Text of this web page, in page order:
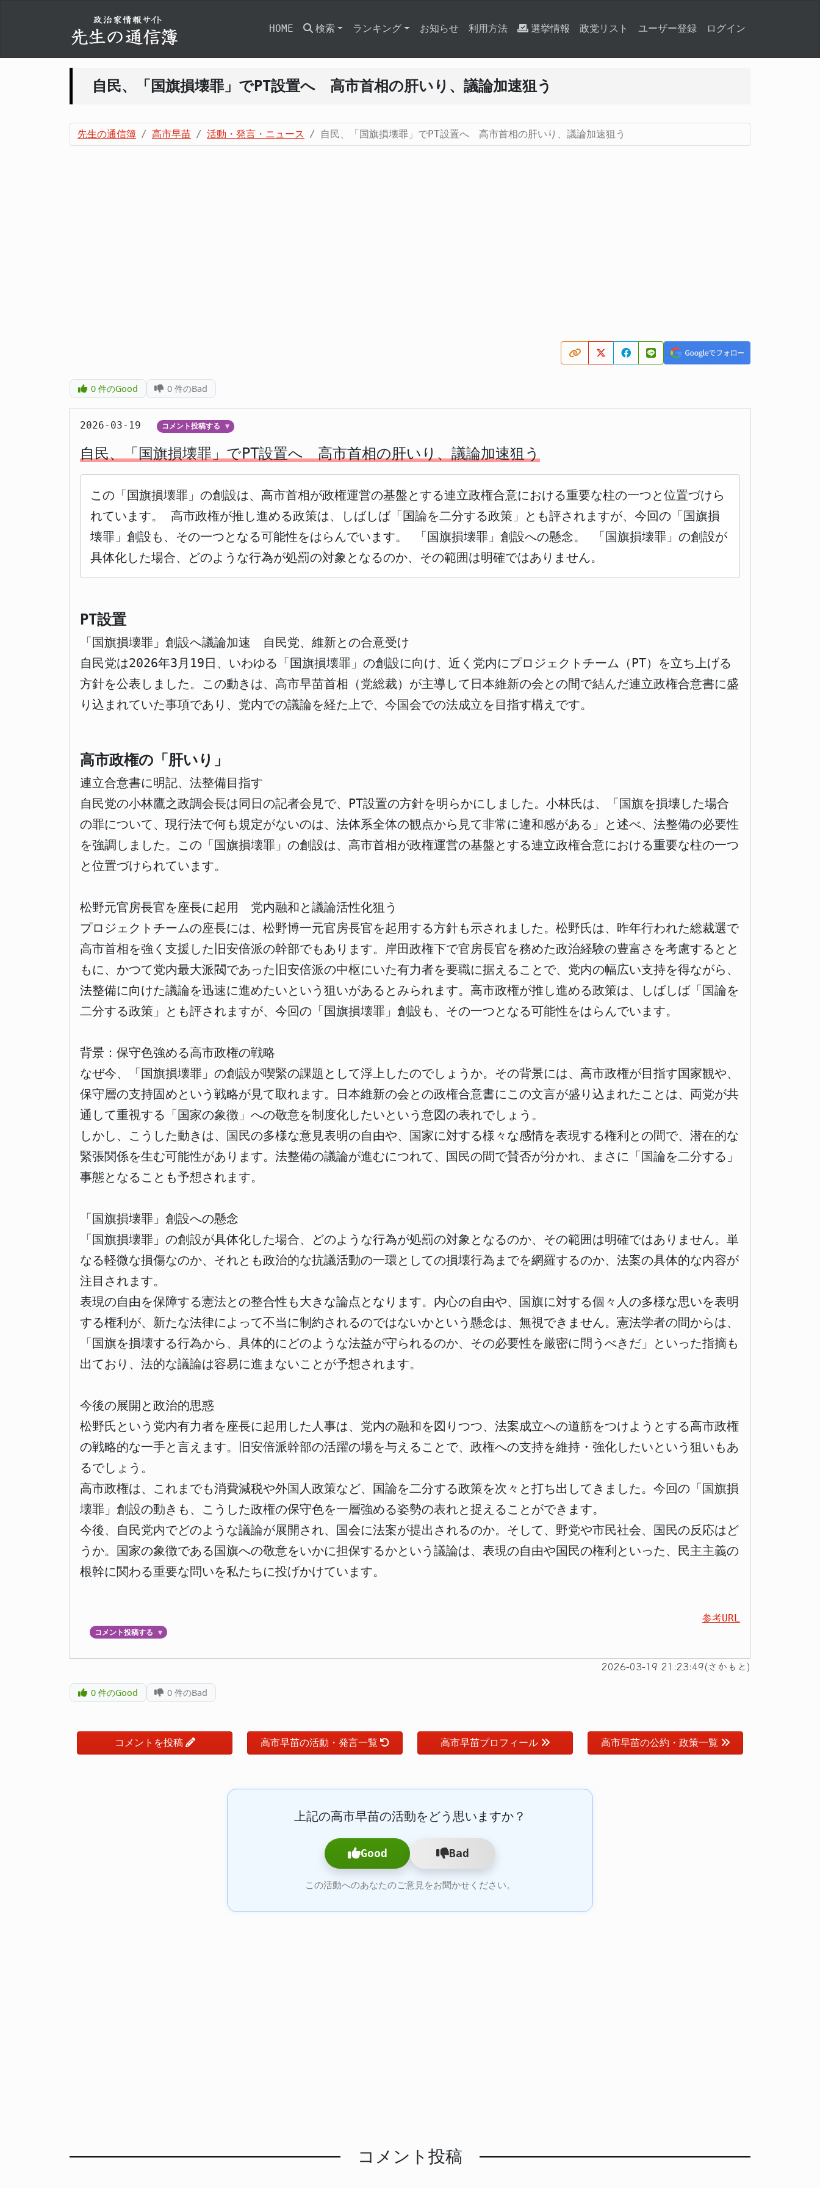
HOME 検索 ランキング お知らせ 利用方法 選挙情報 政党リスト ユーザー登録 ログイン
自民、「国旗損壊罪」でPT設置へ 高市首相の肝いり、議論加速狙う
先生の通信簿 高市早苗 活動・発言・ニュース 自民、「国旗損壊罪」でPT設置へ 高市首相の肝いり、議論加速狙う
0件のGood 0 件のBad
2026-03-19 コメント投稿する ▼
自民、「国旗損壊罪」でPT設置へ 高市首相の肝いり、議論加速狙う
この「国旗損壊罪」の創設は、高市首相が政権運営の基盤とする連立政権合意における重要な柱の一つと位置づけら
れています。 高市政権が推し進める政策は、しばしば「国論を二分する政策」とも評されますが、今回の「国旗損
壊罪」創設も、その一つとなる可能性をはらんでいます。 「国旗損壊罪」創設への懸念。 「国旗損壊罪」の創設が
具体化した場合、どのような行為が処罰の対象となるのか、その範囲は明確ではありません。
PT設置
「国旗損壊罪」創設へ議論加速 自民党、維新との合意受け
自民党は2026年3月19日、いわゆる「国旗損壊罪」の創設に向け、近く党内にプロジェクトチーム（PT）を立ち上げる
方針を公表しました。この動きは、高市早苗首相（党総裁）が主導して日本維新の会との間で結んだ連立政権合意書に盛
り込まれていた事項であり、党内での議論を経た上で、今国会での法成立を目指す構えです。
高市政権の「肝いり」
連立合意書に明記、法整備目指す
自民党の小林鷹之政調会長は同日の記者会見で、PT設置の方針を明らかにしました。小林氏は、「国旗を損壊した場合
の罪について、現行法で何も規定がないのは、法体系全体の観点から見て非常に違和感がある」と述べ、法整備の必要性
を強調しました。この「国旗損壊罪」の創設は、高市首相が政権運営の基盤とする連立政権合意における重要な柱の一つ
と位置づけられています。
松野元官房長官を座長に起用 党内融和と議論活性化狙う
プロジェクトチームの座長には、松野博一元官房長官を起用する方針も示されました。松野氏は、昨年行われた総裁選で
高市首相を強く支援した旧安倍派の幹部でもあります。岸田政権下で官房長官を務めた政治経験の豊富さを考慮するとと
もに、かつて党内最大派閥であった旧安倍派の中枢にいた有力者を要職に据えることで、党内の幅広い支持を得ながら、
法整備に向けた議論を迅速に進めたいという狙いがあるとみられます。高市政権が推し進める政策は、しばしば「国論を
二分する政策」とも評されますが、今回の「国旗損壊罪」創設も、その一つとなる可能性をはらんでいます。
背景：保守色強める高市政権の戦略
なぜ今、「国旗損壊罪」の創設が喫緊の課題として浮上したのでしょうか。その背景には、高市政権が目指す国家観や、
保守層の支持固めという戦略が見て取れます。日本維新の会との政権合意書にこの文言が盛り込まれたことは、両党が共
通して重視する「国家の象徴」への敬意を制度化したいという意図の表れでしょう。
しかし、こうした動きは、国民の多様な意見表明の自由や、国家に対する様々な感情を表現する権利との間で、潜在的な
緊張関係を生む可能性があります。法整備の議論が進むにつれて、国民の間で賛否が分かれ、まさに「国論を二分する」
事態となることも予想されます。
「国旗損壊罪」創設への懸念
「国旗損壊罪」の創設が具体化した場合、どのような行為が処罰の対象となるのか、その範囲は明確ではありません。単
なる軽微な損傷なのか、それとも政治的な抗議活動の一環としての損壊行為までを網羅するのか、法案の具体的な内容が
注目されます。
表現の自由を保障する憲法との整合性も大きな論点となります。内心の自由や、国旗に対する個々人の多様な思いを表明
する権利が、新たな法律によって不当に制約されるのではないかという懸念は、無視できません。憲法学者の間からは、
「国旗を損壊する行為から、具体的にどのような法益が守られるのか、その必要性を厳密に問うべきだ」といった指摘も
出ており、法的な議論は容易に進まないことが予想されます。
今後の展開と政治的思惑
松野氏という党内有力者を座長に起用した人事は、党内の融和を図りつつ、法案成立への道筋をつけようとする高市政権
の戦略的な一手と言えます。旧安倍派幹部の活躍の場を与えることで、政権への支持を維持・強化したいという狙いもあ
るでしょう。
高市政権は、これまでも消費減税や外国人政策など、国論を二分する政策を次々と打ち出してきました。今回の「国旗損
壊罪」創設の動きも、こうした政権の保守色を一層強める姿勢の表れと捉えることができます。
今後、自民党内でどのような議論が展開され、国会に法案が提出されるのか。そして、野党や市民社会、国民の反応はど
うか。国家の象徴である国旗への敬意をいかに担保するかという議論は、表現の自由や国民の権利といった、民主主義の
根幹に関わる重要な問いを私たちに投げかけています。
参考URL
コメント投稿する ▼
2026-03-19 21:23:49(さかもと)
0件のGood 0 件のBad
コメントを投稿 高市早苗の活動・発言一覧 高市早苗プロフィール 高市早苗の公約・政策一覧
上記の高市早苗の活動をどう思いますか？
Good Bad
この活動へのあなたのご意見をお聞かせください。
コメント投稿